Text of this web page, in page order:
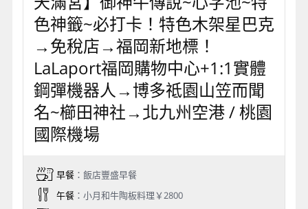
色神籤~必打卡！特色木架星巴克
→免稅店→福岡新地標！
LaLaport福岡購物中心+1:1實體
鋼彈機器人→博多祗園山笠而聞
名~櫛田神社→北九州空港 / 桃園
國際機場
早餐：飯店豐盛早餐
午餐：小月和牛陶板料理￥2800